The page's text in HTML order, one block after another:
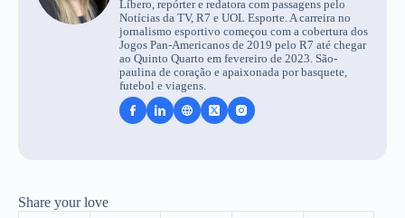
Líbero, repórter e redatora com passagens pelo
Notícias da TV, R7 e UOL Esporte. A carreira no
jornalismo esportivo começou com a cobertura dos
Jogos Pan-Americanos de 2019 pelo R7 até chegar
ao Quinto Quarto em fevereiro de 2023. São-
paulina de coração e apaixonada por basquete,
futebol e viagens.
Share your love